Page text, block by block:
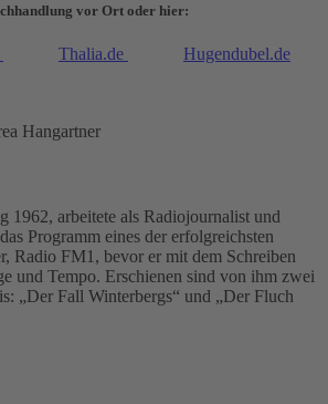
vor Ort oder hier:
Thalia.de
Hugendubel.de
Hangartner
1962, arbeitete als Radiojournalist und
Programm eines der erfolgreichsten
Radio FM1, bevor er mit dem Schreiben
und Tempo. Erschienen sind von ihm zwei
„Der Fall Winterbergs“ und „Der Fluch